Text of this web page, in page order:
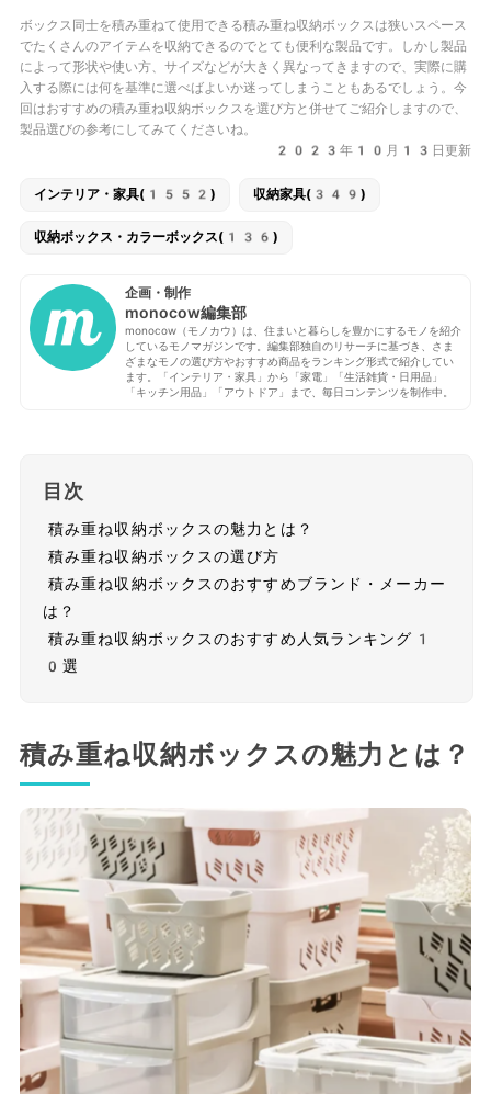
ボックス同士を積み重ねて使用できる積み重ね収納ボックスは狭いスペース
でたくさんのアイテムを収納できるのでとても便利な製品です。しかし製品
によって形状や使い方、サイズなどが大きく異なってきますので、実際に購
入する際には何を基準に選べばよいか迷ってしまうこともあるでしょう。今
回はおすすめの積み重ね収納ボックスを選び方と併せてご紹介しますので、
製品選びの参考にしてみてくださいね。
2023年10月13日更新
インテリア・家具(1552) 収納家具(349)
収納ボックス・カラーボックス(136)
企画・制作
monocow編集部
monocow（モノカウ）は、住まいと暮らしを豊かにするモノを紹介
しているモノマガジンです。編集部独自のリサーチに基づき、さま
ざまなモノの選び方やおすすめ商品をランキング形式で紹介してい
ます。「インテリア・家具」から「家電」「生活雑貨・日用品」
「キッチン用品」「アウトドア」まで、毎日コンテンツを制作中。
目次
積み重ね収納ボックスの魅力とは？
積み重ね収納ボックスの選び方
積み重ね収納ボックスのおすすめブランド・メーカー
は？
積み重ね収納ボックスのおすすめ人気ランキング1
0選
積み重ね収納ボックスの魅力とは？